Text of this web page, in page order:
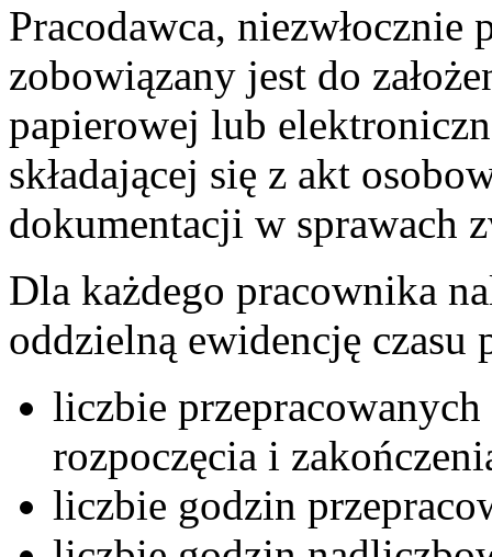
Pracodawca,
zobowiązany jest do
papierowej lub
składającej się z akt
dokumentacji w sprawach
Dla każdego pracownika
oddzielną ewidencję czasu
liczbie
rozpoczęcia i
liczbie godzin